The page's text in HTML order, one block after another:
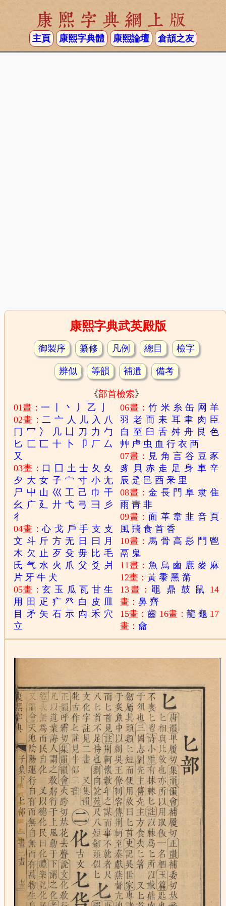
康熙字典網上版
主頁 康熙字典體 康熙論壇 倉頡之友
康熙字典武英殿版
御製序 纂修 凡例 總目 檢字
辨似 等韻 補遺 備考
《部首檢索》
01畫：一 丶 丿 乙
02畫：二 亠 人 儿 入 八
冂 冖 冫 几 凵 刀 力 勹
匕 匚 匸 十 卜 卩 厂 厶
又
03畫： 口 囗 土 士 夂 夊
夕 大 女 子 宀 寸 小 尢
尸 屮 山 巛 工 己 巾 干
幺 广 廴 廾 弋 弓 彐
彡
彳
04畫：心 戈 戶 手 支 攴
文 斗 斤 方 无 日 曰 月
木 欠 止 歹 殳 毋 比 毛
氏 气 水 火 爪 父 爻 爿
片 牙 牛 犬
05畫：玄 玉 瓜 瓦 甘 生
用
田 疋 疒 癶 白 皮
目
矛 矢 石 示 禸 禾 穴
立
06畫：竹 米 糸 缶 网 羊
羽 老 而 耒 耳 聿 肉 臣
自 至 臼 舌 舛 舟 艮 色
艸 虍 虫 血 行 衣 襾
07畫： 見 角 言 谷 豆 豕
豸
貝 赤 走 足 身 車 辛
辰 辵 邑 酉 釆 里
08畫：金 長 門 阜 隶 隹
雨 靑 非
09畫： 面 革 韋 韭 音 頁
風 飛 食 首 香
10畫：馬 骨 高 髟 鬥 鬯
鬲 鬼
11畫：魚 鳥 鹵 鹿 麥 麻
12畫：黃 黍 黑 黹
13畫： 黽 鼎 鼓 鼠
14
畫：鼻 齊
15畫：齒 16畫： 龍 龜 17
畫：龠